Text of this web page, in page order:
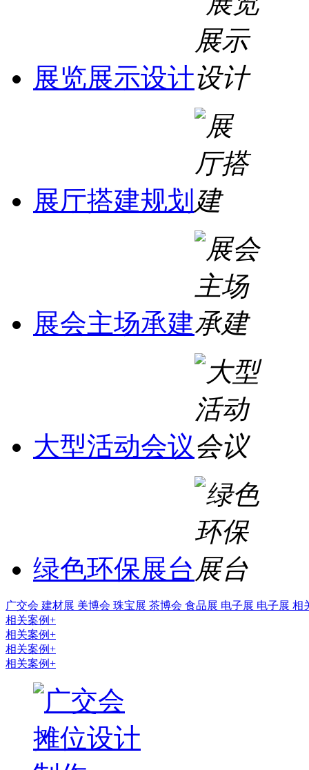
展览展示设计
展厅搭建规划
展会主场承建
大型活动会议
绿色环保展台
广交会 建材展 美博会 珠宝展 茶博会 食品展 电子展 电子展 相
相关案例+
相关案例+
相关案例+
相关案例+